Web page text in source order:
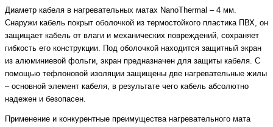
Диаметр кабеля в нагревательных матах NanoThermal – 4 мм.
Снаружи кабель покрыт оболочкой из термостойкого пластика ПВХ, он
защищает кабель от влаги и механических повреждений, сохраняет
гибкость его конструкции. Под оболочкой находится защитный экран
из алюминиевой фольги, экран предназначен для защиты кабеля. С
помощью тефлоновой изоляции защищены две нагревательные жилы
– основной элемент кабеля, в результате чего кабель абсолютно
надежен и безопасен.
Применение и конкурентные преимущества нагревательного мата